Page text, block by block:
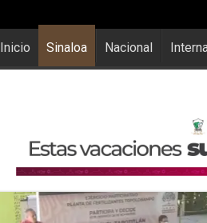
Inicio Sinaloa Nacional